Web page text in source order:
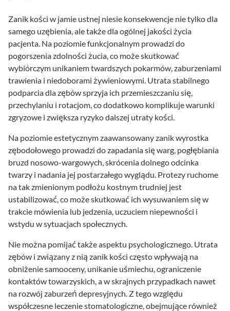
Zanik kości w jamie ustnej niesie konsekwencje nie tylko dla
samego uzębienia, ale także dla ogólnej jakości życia
pacjenta. Na poziomie funkcjonalnym prowadzi do
pogorszenia zdolności żucia, co może skutkować
wybiórczym unikaniem twardszych pokarmów, zaburzeniami
trawienia i niedoborami żywieniowymi. Utrata stabilnego
podparcia dla zębów sprzyja ich przemieszczaniu się,
przechylaniu i rotacjom, co dodatkowo komplikuje warunki
zgryzowe i zwiększa ryzyko dalszej utraty kości.
Na poziomie estetycznym zaawansowany zanik wyrostka
zębodołowego prowadzi do zapadania się warg, pogłębiania
bruzd nosowo-wargowych, skrócenia dolnego odcinka
twarzy i nadania jej postarzałego wyglądu. Protezy ruchome
na tak zmienionym podłożu kostnym trudniej jest
ustabilizować, co może skutkować ich wysuwaniem się w
trakcie mówienia lub jedzenia, uczuciem niepewności i
wstydu w sytuacjach społecznych.
Nie można pomijać także aspektu psychologicznego. Utrata
zębów i związany z nią zanik kości często wpływają na
obniżenie samooceny, unikanie uśmiechu, ograniczenie
kontaktów towarzyskich, a w skrajnych przypadkach nawet
na rozwój zaburzeń depresyjnych. Z tego względu
współczesne leczenie stomatologiczne, obejmujące również